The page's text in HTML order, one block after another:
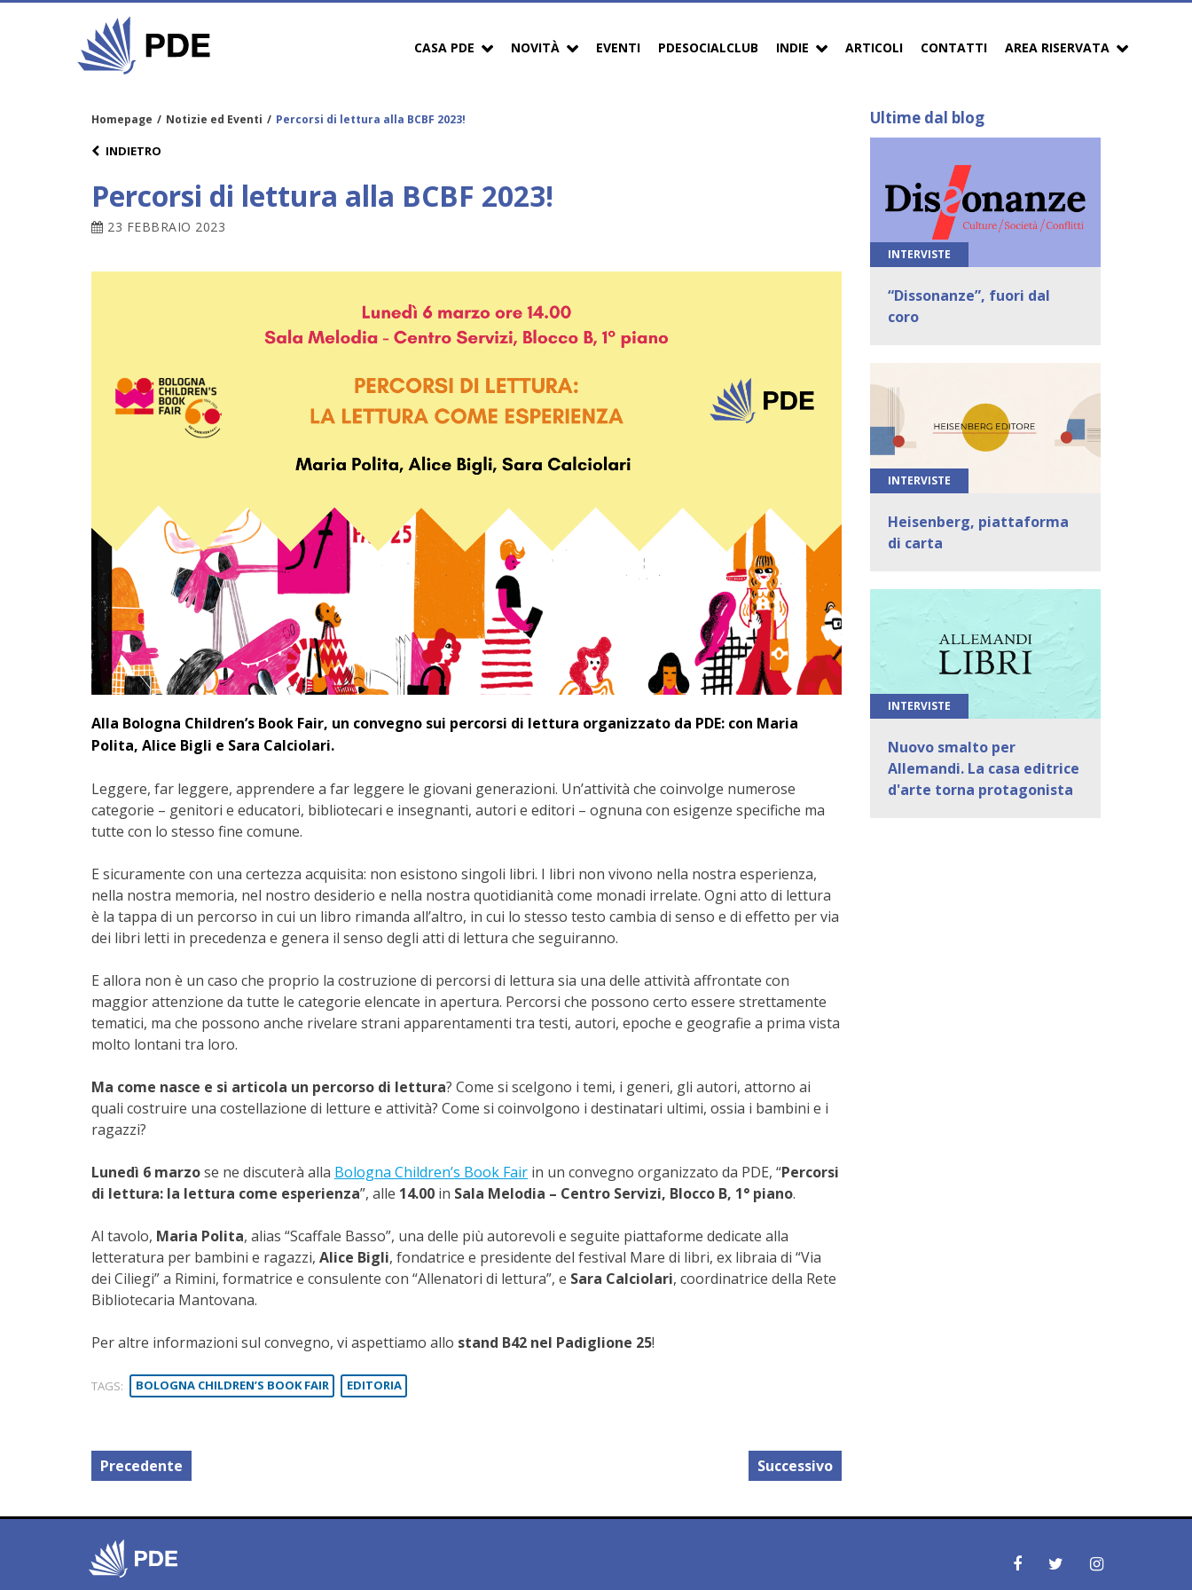
CASA PDE NOVITÀ EVENTI PDESOCIALCLUB INDIE ARTICOLI CONTATTI AREA RISERVATA
Homepage / Notizie ed Eventi / Percorsi di lettura alla BCBF 2023!
INDIETRO
Percorsi di lettura alla BCBF 2023!
23 FEBBRAIO 2023
Alla Bologna Children’s Book Fair, un convegno sui percorsi di lettura organizzato da PDE: con Maria
Polita, Alice Bigli e Sara Calciolari.
Leggere, far leggere, apprendere a far leggere le giovani generazioni. Un’attività che coinvolge numerose
categorie – genitori e educatori, bibliotecari e insegnanti, autori e editori – ognuna con esigenze specifiche ma
tutte con lo stesso fine comune.
E sicuramente con una certezza acquisita: non esistono singoli libri. I libri non vivono nella nostra esperienza,
nella nostra memoria, nel nostro desiderio e nella nostra quotidianità come monadi irrelate. Ogni atto di lettura
è la tappa di un percorso in cui un libro rimanda all’altro, in cui lo stesso testo cambia di senso e di effetto per via
dei libri letti in precedenza e genera il senso degli atti di lettura che seguiranno.
E allora non è un caso che proprio la costruzione di percorsi di lettura sia una delle attività affrontate con
maggior attenzione da tutte le categorie elencate in apertura. Percorsi che possono certo essere strettamente
tematici, ma che possono anche rivelare strani apparentamenti tra testi, autori, epoche e geografie a prima vista
molto lontani tra loro.
Ma come nasce e si articola un percorso di lettura? Come si scelgono i temi, i generi, gli autori, attorno ai
quali costruire una costellazione di letture e attività? Come si coinvolgono i destinatari ultimi, ossia i bambini e i
ragazzi?
Lunedì 6 marzose ne discuterà alla Bologna Children’s Book Fair in un convegno organizzato da PDE, “Percorsi
di lettura: la lettura come esperienza”, alle 14.00 in Sala Melodia – Centro Servizi, Blocco B, 1° piano.
Al tavolo, Maria Polita, alias “Scaffale Basso”, una delle più autorevoli e seguite piattaforme dedicate alla
letteratura per bambini e ragazzi, Alice Bigli, fondatrice e presidente del festival Mare di libri, ex libraia di “Via
dei Ciliegi” a Rimini, formatrice e consulente con “Allenatori di lettura”, e Sara Calciolari, coordinatrice della Rete
Bibliotecaria Mantovana.
Per altre informazioni sul convegno, vi aspettiamo allo stand B42 nel Padiglione 25!
TAGS: BOLOGNA CHILDREN’S BOOK FAIR EDITORIA
Precedente Successivo
Ultime dal blog
INTERVISTE
“Dissonanze”, fuori dal
coro
INTERVISTE
Heisenberg, piattaforma
di carta
INTERVISTE
Nuovo smalto per
Allemandi. La casa editrice
d'arte torna protagonista